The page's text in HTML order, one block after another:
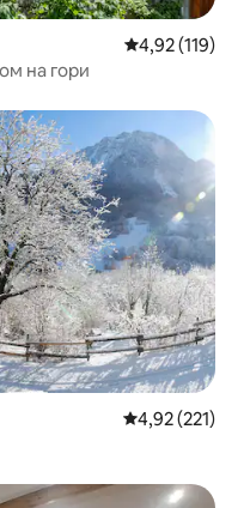
Середня
4,92 (119)
на гори
Середня
4,92 (221)